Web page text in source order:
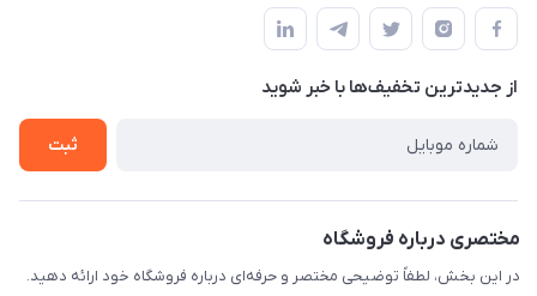
لیست محصولات
درباره ما
قوانین و مقررات
حریم خصوصی
راهنما
از جدید‌ترین تخفیف‌ها با‌ خبر شوید
ثبت
مختصری درباره فروشگاه
در این بخش، لطفاً توضیحی مختصر و حرفه‌ای درباره فروشگاه خود ارائه دهید.